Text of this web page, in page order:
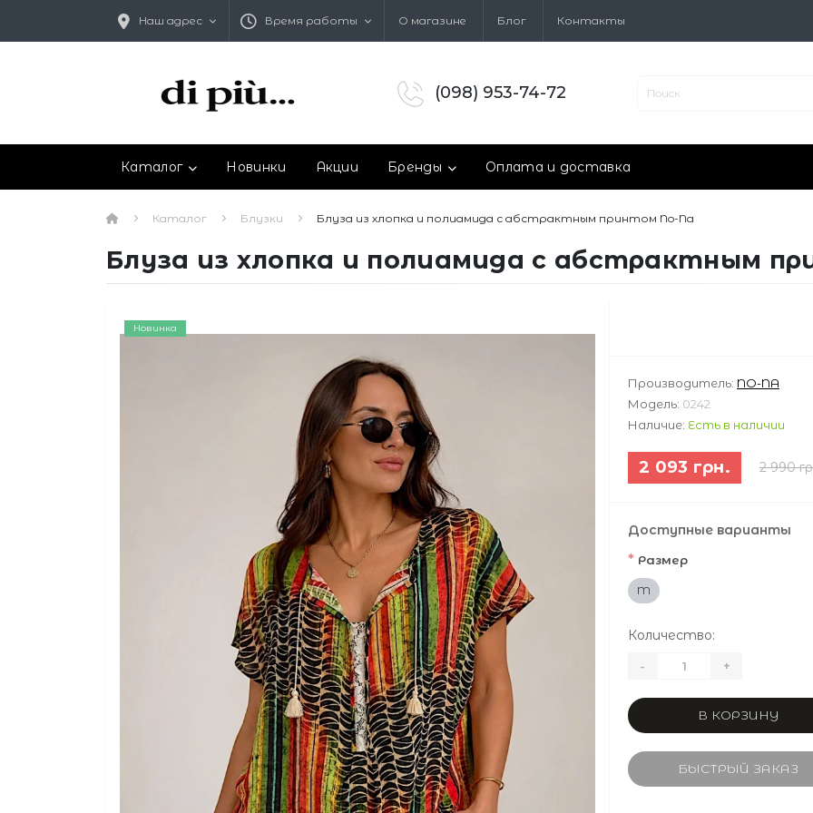
Наш адрес Время работы О магазине Блог Контакты
(098) 953-74-72
Каталог Новинки Акции Бренды Оплата и доставка
Каталог Блузки Блуза из хлопка и полиамида с абстрактным принтом No-Na
Блуза из хлопка и полиамида с абстрактным
Новинка
Производитель: NO-NA
Модель: 0242
Наличие: Есть в наличии
2 093 грн. 2 990
Доступные варианты
* Размер
M
Количество:
- +
В КОРЗИНУ
БЫСТРЫЙ ЗАКАЗ